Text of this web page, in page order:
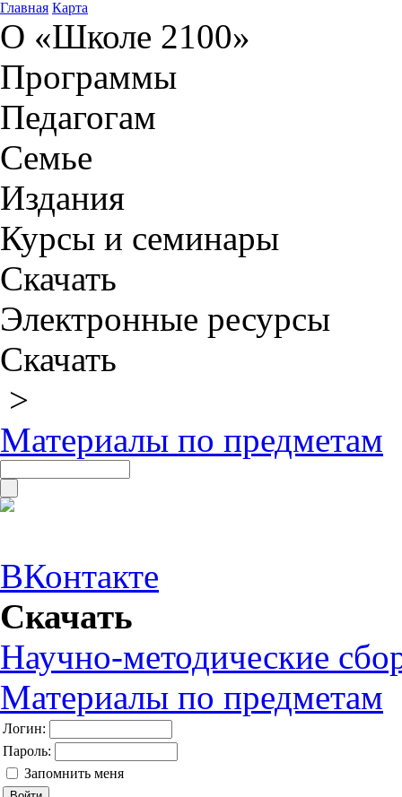
Главная Карта
О «Школе 2100»
Программы
Педагогам
Семье
Издания
Курсы и семинары
Скачать
Электронные ресурсы
Скачать
>
Материалы по предметам
ВКонтакте
Скачать
Научно-методические
Материалы по предметам
Логин:
Пароль:
Запомнить меня